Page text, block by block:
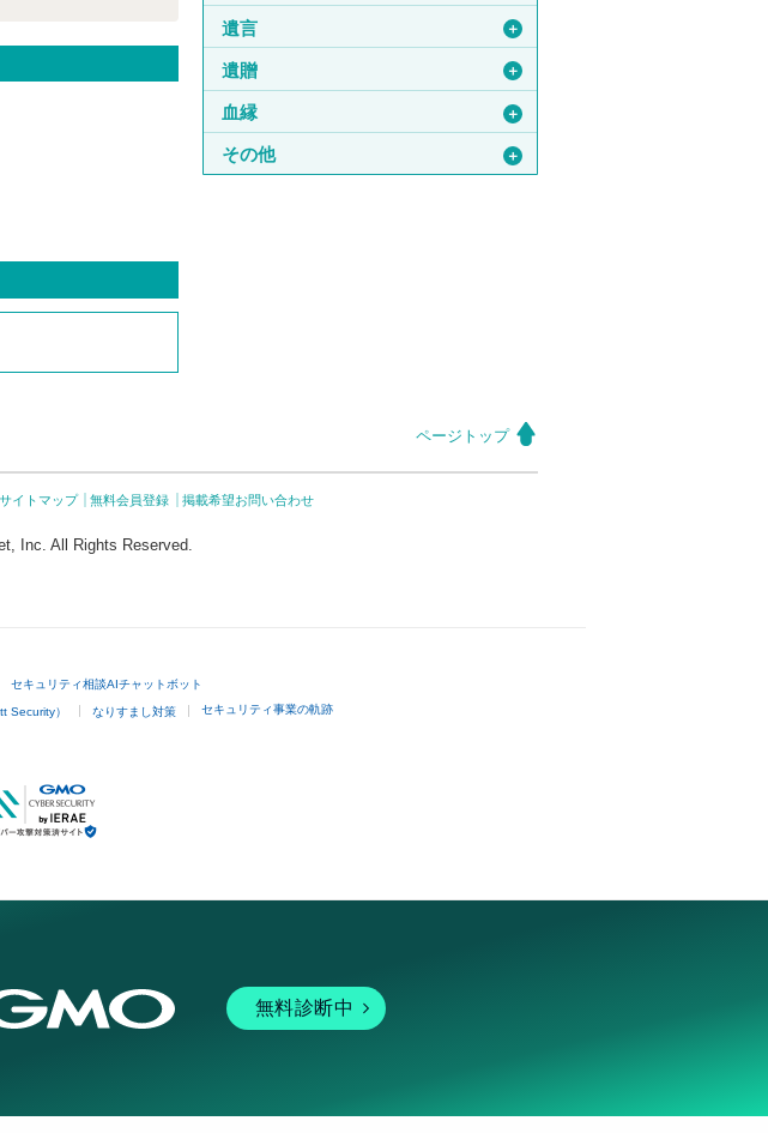
遺言 ＋
遺贈 ＋
血縁 ＋
その他 ＋
ページトップ
サイトマップ 無料会員登録 掲載希望お問い合わせ
Inc. All Rights Reserved.
セキュリティ相談AIチャットボット
Security） なりすまし対策 セキュリティ事業の軌跡
無料診断中